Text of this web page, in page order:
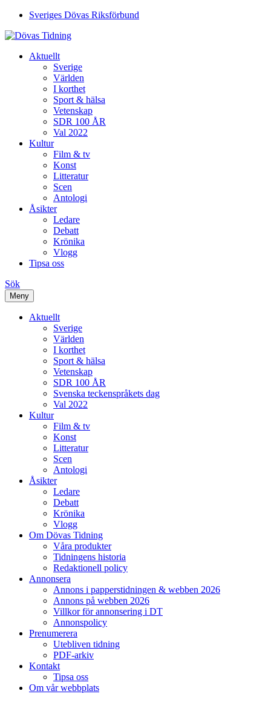
Sveriges Dövas Riksförbund
Aktuellt
Sverige
Världen
I korthet
Sport & hälsa
Vetenskap
SDR 100 ÅR
Val 2022
Kultur
Film & tv
Konst
Litteratur
Scen
Antologi
Åsikter
Ledare
Debatt
Krönika
Vlogg
Tipsa oss
Sök
Meny
Aktuellt
Sverige
Världen
I korthet
Sport & hälsa
Vetenskap
SDR 100 ÅR
Svenska teckenspråkets dag
Val 2022
Kultur
Film & tv
Konst
Litteratur
Scen
Antologi
Åsikter
Ledare
Debatt
Krönika
Vlogg
Om Dövas Tidning
Våra produkter
Tidningens historia
Redaktionell policy
Annonsera
Annons i papperstidningen & webben 2026
Annons på webben 2026
Villkor för annonsering i DT
Annonspolicy
Prenumerera
Utebliven tidning
PDF-arkiv
Kontakt
Tipsa oss
Om vår webbplats